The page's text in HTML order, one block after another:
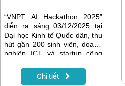
“VNPT AI Hackathon 2025”
diễn ra sáng 03/12/2025 tại
Đại học Kinh tế Quốc dân, thu
hút gần 200 sinh viên, doanh
nghiệp ICT và startup công
dành cho những bạn trẻ yêu
thích trí tuệ nhân tạo, đồng
Chi tiết